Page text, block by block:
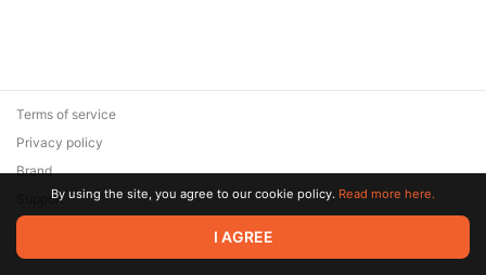
© 2026 Zaya Solutions Limited. All rights reserved. All trademarks
are the property of their respective owners.
Terms of service
Privacy policy
Brand
SupportBy using the site, you agree to our cookie policy. Read more here.
I AGREE